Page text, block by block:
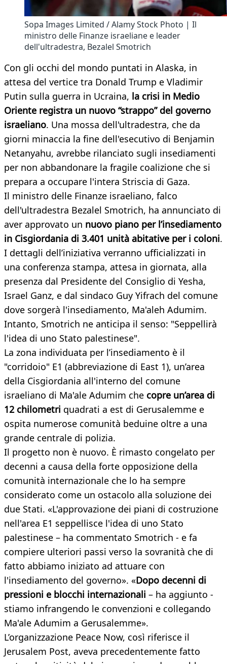
Sopa Images Limited / Alamy Stock Photo | Il
ministro delle Finanze israeliane e leader
dell'ultradestra, Bezalel Smotrich
Con gli occhi del mondo puntati in Alaska, in
attesa del vertice tra Donald Trump e Vladimir
Putin sulla guerra in Ucraina, la crisi in Medio
Oriente registra un nuovo “strappo” del governo
israeliano. Una mossa dell'ultradestra, che da
giorni minaccia la fine dell'esecutivo di Benjamin
Netanyahu, avrebbe rilanciato sugli insediamenti
per non abbandonare la fragile coalizione che si
prepara a occupare l'intera Striscia di Gaza.
Il ministro delle Finanze israeliano, falco
dell'ultradestra Bezalel Smotrich, ha annunciato di
aver approvato un nuovo piano per l’insediamento
in Cisgiordania di 3.401 unità abitative per i coloni.
I dettagli dell’iniziativa verranno ufficializzati in
una conferenza stampa, attesa in giornata, alla
presenza dal Presidente del Consiglio di Yesha,
Israel Ganz, e dal sindaco Guy Yifrach del comune
dove sorgerà l'insediamento, Ma'aleh Adumim.
Intanto, Smotrich ne anticipa il senso: "Seppellirà
l'idea di uno Stato palestinese".
La zona individuata per l’insediamento è il
"corridoio" E1 (abbreviazione di East 1), un’area
della Cisgiordania all'interno del comune
israeliano di Ma'ale Adumim che copre un’area di
12 chilometri quadrati a est di Gerusalemme e
ospita numerose comunità beduine oltre a una
grande centrale di polizia.
Il progetto non è nuovo. È rimasto congelato per
decenni a causa della forte opposizione della
comunità internazionale che lo ha sempre
considerato come un ostacolo alla soluzione dei
due Stati. «L'approvazione dei piani di costruzione
nell'area E1 seppellisce l'idea di uno Stato
palestinese – ha commentato Smotrich - e fa
compiere ulteriori passi verso la sovranità che di
fatto abbiamo iniziato ad attuare con
l'insediamento del governo». «Dopo decenni di
pressioni e blocchi internazionali – ha aggiunto -
stiamo infrangendo le convenzioni e collegando
Ma'ale Adumim a Gerusalemme».
L’organizzazione Peace Now, così riferisce il
Jerusalem Post, aveva precedentemente fatto